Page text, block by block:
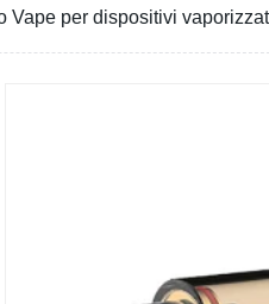
Vape per dispositivi